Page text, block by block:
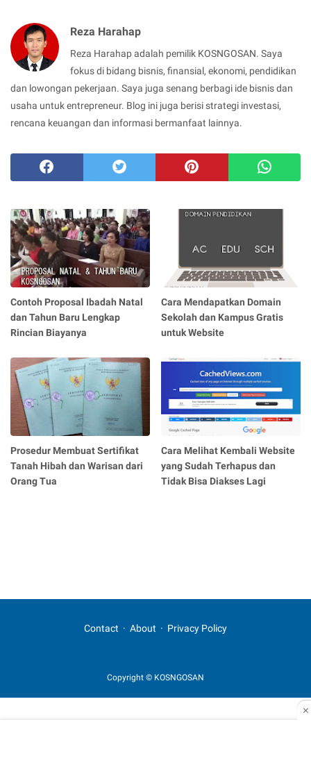
Reza Harahap
Reza Harahap adalah pemilik KOSNGOSAN. Saya
fokus di bidang bisnis, finansial, ekonomi, pendidikan
dan lowongan pekerjaan. Saya juga senang berbagi ide bisnis dan
usaha untuk entrepreneur. Blog ini juga berisi strategi investasi,
rencana keuangan dan informasi bermanfaat lainnya.
Contoh Proposal Ibadah Natal
dan Tahun Baru Lengkap
Rincian Biayanya
Cara Mendapatkan Domain
Sekolah dan Kampus Gratis
untuk Website
Prosedur Membuat Sertifikat
Tanah Hibah dan Warisan dari
Orang Tua
Cara Melihat Kembali Website
yang Sudah Terhapus dan
Tidak Bisa Diakses Lagi
Contact About Privacy Policy
Copyright © KOSNGOSAN